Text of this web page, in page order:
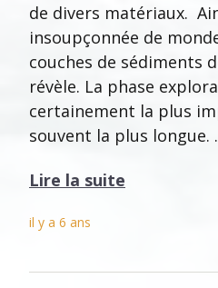
de divers matériaux.
insoupçonnée de
couches de sédiments
révèle. La phase
certainement la plus
souvent la plus longue.
Lire la suite
il y a 6 ans